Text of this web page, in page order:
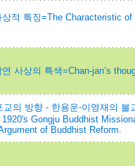
상적 특징=The Characteristic
연 사상의 특색=Chan-jan’s
의 방향 - 한용운⋅이영재의
Gongju Buddhist
of Buddhist Reform.